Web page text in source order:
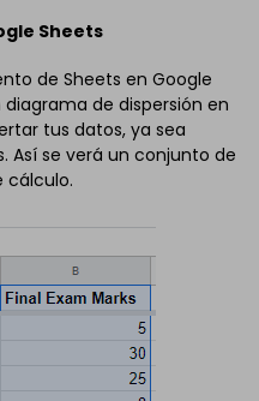
Sheets
de Sheets en Google
de dispersión en
tus datos, ya sea
se verá un conjunto de
cálculo.